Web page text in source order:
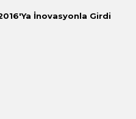
İnovasyonla Girdi